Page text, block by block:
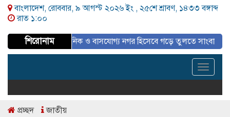
বাংলাদেশ, রোববার, ৯ আগস্ট ২০২৬ ইং , ২৫শে শ্রাবণ, ১৪৩৩ বঙ্গাব্দ
রাত ১:০০
শিরোনাম
আধুনিক ও বাসযোগ্য নগর হিসেবে গড়ে তুলতে সাংবাদিকদের
Toggle
প্রচ্ছদ জাতীয়